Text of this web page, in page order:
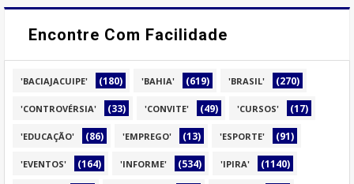
Encontre Com Facilidade
'BACIAJACUIPE' (180) 'BAHIA' (619) 'BRASIL' (270)
'CONTROVÉRSIA' (33) 'CONVITE' (49) 'CURSOS' (17)
'EDUCAÇÃO' (86) 'EMPREGO' (13) 'ESPORTE' (91)
'EVENTOS' (164) 'INFORME' (534) 'IPIRA' (1140)